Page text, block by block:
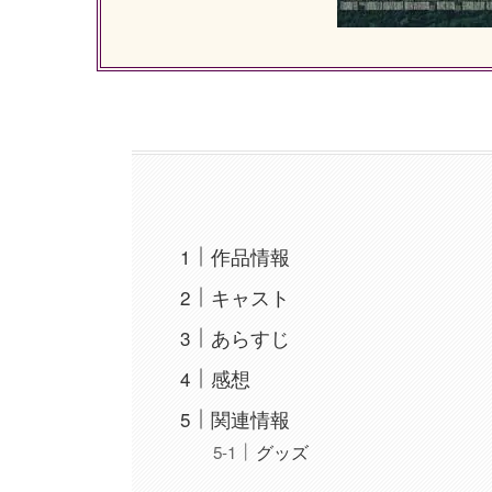
作品情報
キャスト
あらすじ
感想
関連情報
グッズ